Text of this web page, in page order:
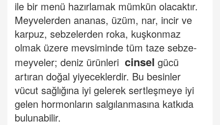
ile bir menü hazırlamak mümkün olacaktır.
Meyvelerden ananas, üzüm, nar, incir ve
karpuz, sebzelerden roka, kuşkonmaz
olmak üzere mevsiminde tüm taze sebze-
meyveler; deniz ürünleri cinsel gücü
artıran doğal yiyeceklerdir. Bu besinler
vücut sağlığına iyi gelerek sertleşmeye iyi
gelen hormonların salgılanmasına katkıda
bulunabilir.